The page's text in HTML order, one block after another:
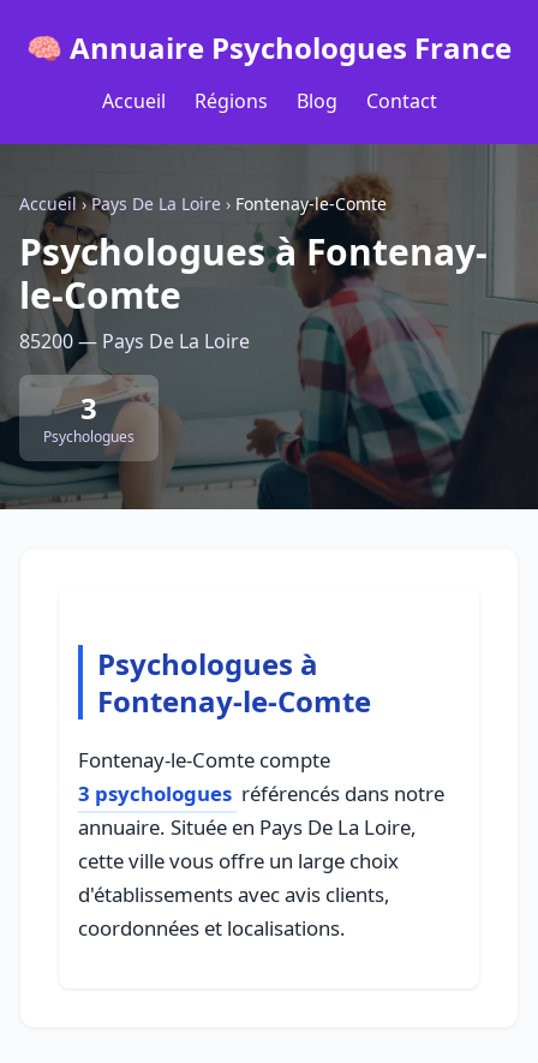
🧠 Annuaire Psychologues France
Accueil Régions Blog Contact
Accueil ›Pays De La Loire › Fontenay-le-Comte
Psychologues à Fontenay-
le-Comte
85200 — Pays De La Loire
3
Psychologues
Psychologues à
Fontenay-le-Comte
Fontenay-le-Comte compte
3 psychologues référencés dans notre
annuaire. Située en Pays De La Loire,
cette ville vous offre un large choix
d'établissements avec avis clients,
coordonnées et localisations.